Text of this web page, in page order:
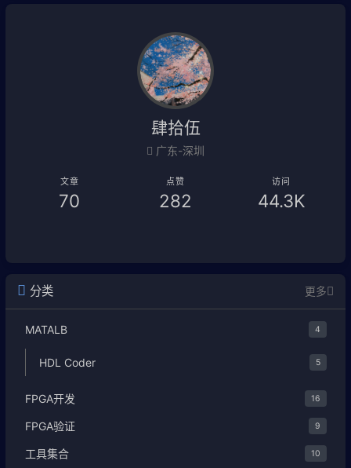
肆拾伍
广东-深圳
文章
70
点赞
282
访问
44.3K
分类 更多
MATALB 4
HDL Coder 5
FPGA开发 16
FPGA验证 9
工具集合 10